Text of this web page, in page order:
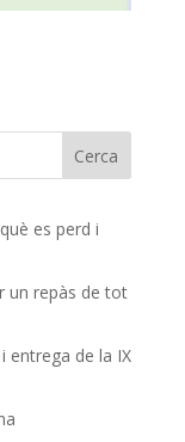
es perd i
un repàs de tot
entrega de la IX